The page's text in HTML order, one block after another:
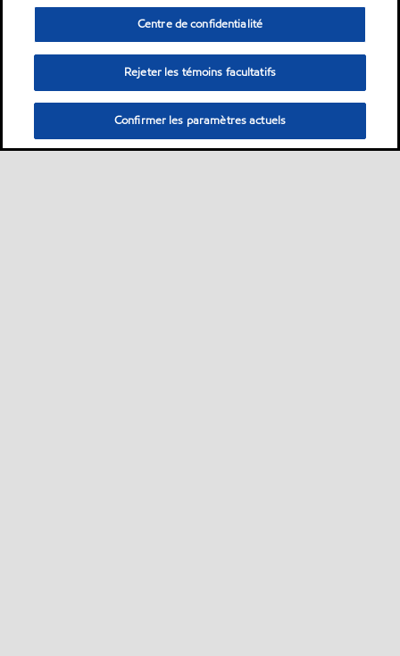
Centre de confidentialité
Rejeter les témoins facultatifs
Confirmer les paramètres actuels